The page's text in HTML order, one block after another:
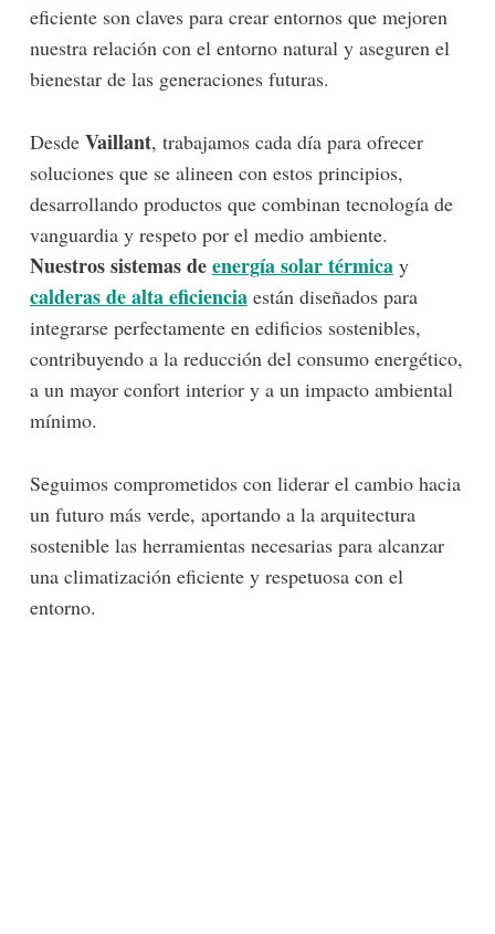
eficiente son claves para crear entornos que mejoren
nuestra relación con el entorno natural y aseguren el
bienestar de las generaciones futuras.
Desde Vaillant, trabajamos cada día para ofrecer
soluciones que se alineen con estos principios,
desarrollando productos que combinan tecnología de
vanguardia y respeto por el medio ambiente.
Nuestros sistemas deenergía solar térmica y
calderas de alta eficienciaestán diseñados para
integrarse perfectamente en edificios sostenibles,
contribuyendo a la reducción del consumo energético,
a un mayor confort interior y a un impacto ambiental
mínimo.
Seguimos comprometidos con liderar el cambio hacia
un futuro más verde, aportando a la arquitectura
sostenible las herramientas necesarias para alcanzar
una climatización eficiente y respetuosa con el
entorno.